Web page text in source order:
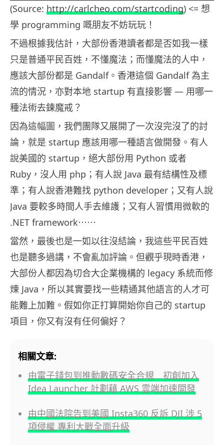
(Source: http://carlcheo.com/startcoding) <= 想
學 programming 嘅朋友不妨玩玩！
不過根據我估計，大部份香港讀者都是否如我一樣
只是普通平民百姓，不懂魔法；而懂魔法的人中，
應該大部份都是 Gandalf。香港這個 Gandalf 為主
流的情況，亦對本地 startup 有直接影響 — 用哪一
種法術去鍊魔戒？
因為這幅圖，我們團隊又展開了一次沒完沒了的討
論，就是 startup 應該用哪一種語言做開發。有人
說美國的 startup，絕大部份用 Python 或者
Ruby，沒人用 php；有人說 Java 最有結構性及標
準；有人說香港難找 python developer；又有人說
Java 要較多時間人手去維護；又有人習慣用微軟的
.NET framework⋯⋯
當然，最後也是一如以往沒結論，我這些平民百姓
也是聽多過講，不會亂加評論。但觀乎現時香港，
大部份人都因為切合大企業機構的 legacy 系統而修
煉 Java，所以其實要找一些精通其他語言的人才可
能難上加難。假如你正打算開始你自己的 startup
項目，你又有沒有任何偏好？
相關文章:
由電子錢包到推動數碼安全合規 初創加入
Idea Launcher 計劃藉 AWS 雲端加速開發
由中國法院告到美國 Insta360 反訴 DJI 涉 5
項侵權 專利大戰全面升級